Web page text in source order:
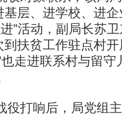
层、进学校、进企
”活动，副局长苏
扶贫工作驻点村
也走进联系村与留守
打响后，局党组主